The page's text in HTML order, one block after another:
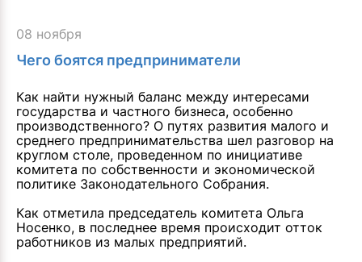
08 ноября
Чего боятся предприниматели
Как найти нужный баланс между интересами
государства и частного бизнеса, особенно
производственного? О путях развития малого и
среднего предпринимательства шел разговор на
круглом столе, проведенном по инициативе
комитета по собственности и экономической
политике Законодательного Собрания.
Как отметила председатель комитета Ольга
Носенко, в последнее время происходит отток
работников из малых предприятий.